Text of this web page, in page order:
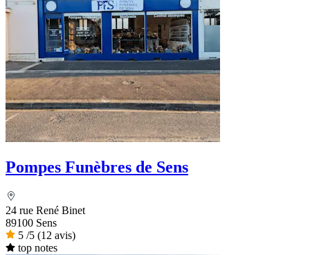
Pompes Funèbres de Sens
24 rue René Binet
89100 Sens
5 /5 (12 avis)
top notes